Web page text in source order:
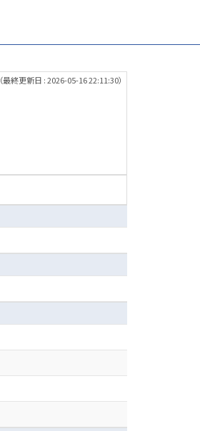
（最終更新日 : 2026-05-16 22:11:30）